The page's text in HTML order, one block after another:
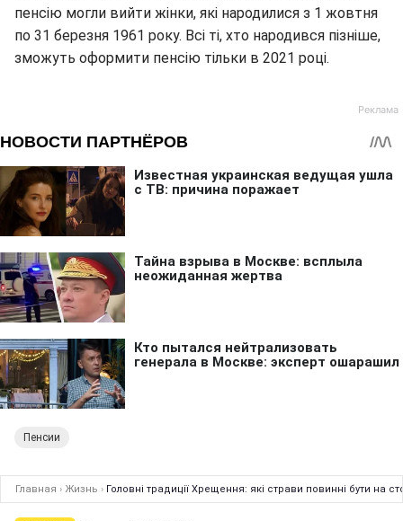
пенсію могли вийти жінки, які народилися з 1 жовтня
по 31 березня 1961 року. Всі ті, хто народився пізніше,
зможуть оформити пенсію тільки в 2021 році.
Пенсии
Главная › Жизнь › Головні традиції Хрещення: які страви повинні бути на